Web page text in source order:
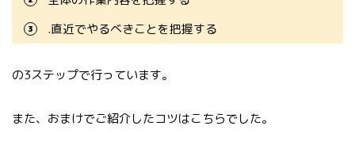
.直近でやるべきことを把握する
の3ステップで行っています。
また、おまけでご紹介したコツはこちらでした。